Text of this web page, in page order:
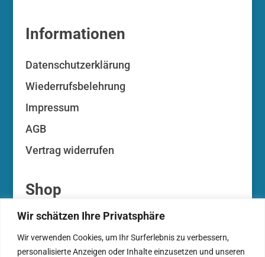
Wir schätzen Ihre Privatsphäre
Wir verwenden Cookies, um Ihr Surferlebnis zu verbessern,
personalisierte Anzeigen oder Inhalte einzusetzen und unseren
Informationen
Datenschutzerklärung
Wiederrufsbelehrung
Impressum
AGB
Vertrag widerrufen
Shop
Ihr Konto
Ihre Auktionen